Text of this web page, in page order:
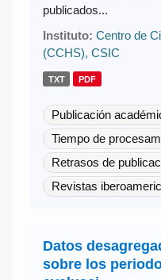
publicados...
Instituto: Centro de
(CCHS), CSIC
TXT PDF
Publicación
Tiempo de
Retrasos de
Revistas
Datos
sobre los